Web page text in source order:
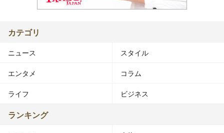
カテゴリ
ニュース スタイル
エンタメ コラム
ライフ ビジネス
ランキング